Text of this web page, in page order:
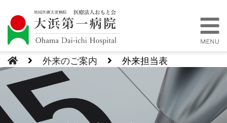
外来のご案内 外来担当表